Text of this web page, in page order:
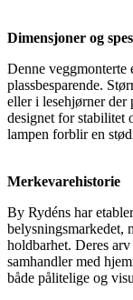
Dimensjoner og
Denne veggmonterte
plassbesparende.
eller i lesehjørner der
designet for stabilitet
lampen forblir en
Merkevarehistorie
By Rydéns har
belysningsmarkedet,
holdbarhet. Deres
samhandler med
både pålitelige og